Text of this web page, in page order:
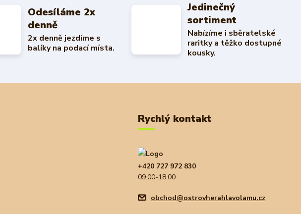
Odesíláme 2x
denně
2x denně jezdíme s
balíky na podací místa.
Jedinečný
sortiment
Nabízíme i sběratelské
raritky a těžko dostupné
kousky.
Rychlý kontakt
+420 727 972 830
09:00-18:00
obchod@ostrovherahlavolamu.cz